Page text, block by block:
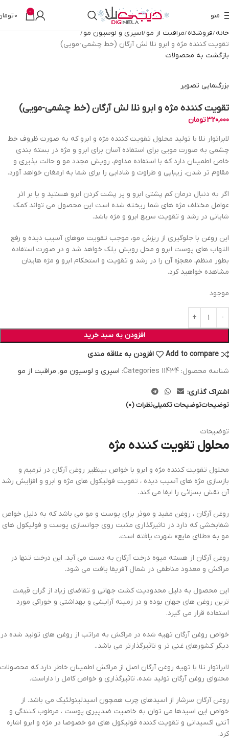
منو 0
0
خانه فروشگاه مراقبت از مو اسپری و لوسیون مو
تقویت کننده مژه و ابرو نلا لش آرگان (خط چشمی-مویی)
بازگشت به محصولات
بزرگنمایی تصویر
تقویت کننده مژه و ابرو نلا لش آرگان (خط چشمی-مویی)
320,000تومان
لابراتوار نلا با تولید محلول تقویت کننده مژه و ابرو که به صورت ظروف خط
چشمی به صورت مویی برای استفاده آسان برای ابرو و مژه در بسته بندی
خاص اطمینان دارد که با استفاده مداوم، رویش مجدد مو و حالت پذیری و
مقاوم تر شدن، زیبایی و طراوت و شادابی را برای شما به ارمغان خواهد آورد.
اگر به دنبال درمان کم پشتی ابرو و پر پشت کردن ابرو هستید و یا بر اثر
عوامل مختلف مژه های شما ریخته شده است این محصول می تواند کمک
شایانی در رشد و تقویت سریع ابرو و مژه باشد.
این روغن با جلوگیری از ریزش مو، موجب تقویت موهای آسیب دیده و رفع
التهاب های پوست ابرو و محل رویش پلک خواهد شد و در صورت استفاده
بطور منظم، معجزه آن را در رشد و تقویت و استحکام ابرو و مژه هایتان
مشاهده خواهید کرد.
موجود
افزودن به سبد خرید
Add to compare
افزودن به علاقه مندی
شناسه محصول: 11434
Categories: اسپری و لوسیون مو, مراقبت از مو
اشتراک گذاری:
توضیحاتتوضیحات تکمیلینظرات (0)
توضیحات
محلول تقویت کننده مژه
محلول تقویت کننده مژه و ابرو با خواص بینظیر روغن آرگان در ترمیم و
بازسازی مژه های آسیب دیده ، تقویت فولیکول های مژه و ابرو و افزایش رشد
آن نقش بسزائی را ایفا می کند.
روغن آرگان ، روغن مفید و موثر برای پوست و مو می باشد که به دلیل خواص
شفابخشی که دارد در تاثیرگذاری مثبت روی جوانسازی پوست و فولیکول های
مو به «طلای مایع» شهرت یافته است.
روغن آرگان از هسته میوه درخت آرگان به دست می آید. این درخت تنها در
مراکش و معدود مناطقی در شمال آفریقا یافت می شود.
این محصول به دلیل محدودیت کشت جهانی و تقاضای زیاد از گران قیمت
ترین روغن های جهان بوده و در زمینه آرایشی و بهداشتی و خوراکی مورد
استفاده قرار می گیرد.
خواص روغن آرگان تهیه شده در مراکش به مراتب از روغن های تولید شده در
دیگر کشورهای غنی تر و تاثیرگذارتر می باشد..
لابراتوار نلا با تهیه روغن آرگان اصل از مراکش اطمینان خاطر دارد که محصولات
محتوای روغن آرگان تولید شده، تاثیرگذاری و خواص کامل را داراست.
روغن آرگان سرشار از اسیدهای چرب همچون اسیدلینولئیک می باشد. از
خواص این اسیدها می توان به خاصیت ضدپیری پوست ، مرطوب کنندگی و
آنتی اکسیدانی و تقویت کننده فولیکول های مو خصوصا در مژه و ابرو اشاره
کرد.